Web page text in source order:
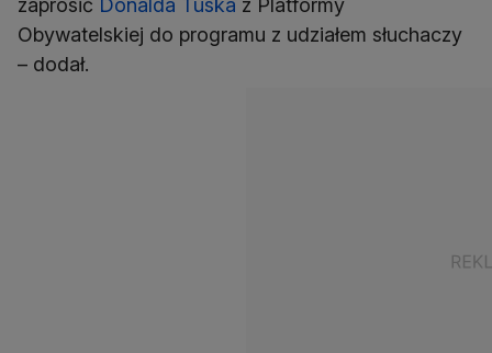
zaprosić Donalda Tuska z Platformy
Obywatelskiej do programu z udziałem słuchaczy
– dodał.